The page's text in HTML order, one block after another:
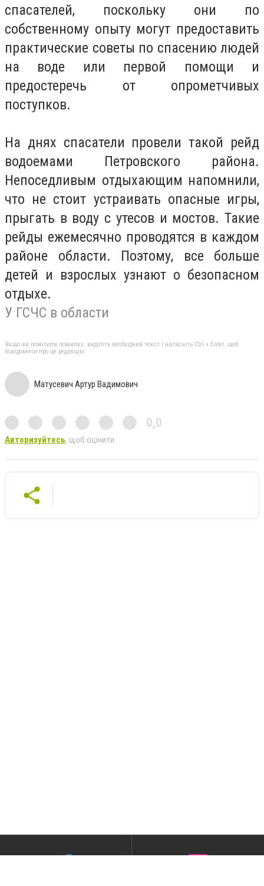
спасателей, поскольку они по
собственному опыту могут предоставить
практические советы по спасению людей
на воде или первой помощи и
предостеречь от опрометчивых
поступков.
На днях спасатели провели такой рейд
водоемами Петровского района.
Непоседливым отдыхающим напомнили,
что не стоит устраивать опасные игры,
прыгать в воду с утесов и мостов. Такие
рейды ежемесячно проводятся в каждом
районе области. Поэтому, все больше
детей и взрослых узнают о безопасном
отдыхе.
У ГСЧС в области
Якщо ви помітили помилку, виділіть необхідний текст і натисніть Ctrl + Enter, щоб
повідомити про це редакцію
Матусевич Артур Вадимович
0,0
Авторизуйтесь, щоб оцінити